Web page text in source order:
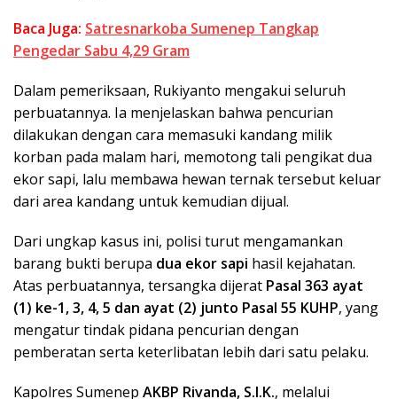
Baca Juga: Satresnarkoba Sumenep Tangkap
Pengedar Sabu 4,29 Gram
Dalam pemeriksaan, Rukiyanto mengakui seluruh
perbuatannya. Ia menjelaskan bahwa pencurian
dilakukan dengan cara memasuki kandang milik
korban pada malam hari, memotong tali pengikat dua
ekor sapi, lalu membawa hewan ternak tersebut keluar
dari area kandang untuk kemudian dijual.
Dari ungkap kasus ini, polisi turut mengamankan
barang bukti berupa dua ekor sapi hasil kejahatan.
Atas perbuatannya, tersangka dijerat Pasal 363 ayat
(1) ke-1, 3, 4, 5 dan ayat (2) junto Pasal 55 KUHP, yang
mengatur tindak pidana pencurian dengan
pemberatan serta keterlibatan lebih dari satu pelaku.
Kapolres Sumenep AKBP Rivanda, S.I.K., melalui